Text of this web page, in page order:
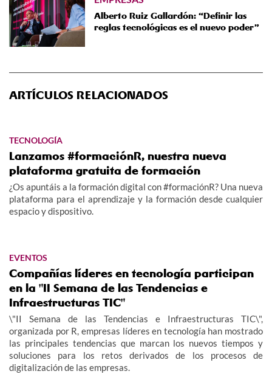
Alberto Ruiz Gallardón: “Definir las
reglas tecnológicas es el nuevo poder”
ARTÍCULOS RELACIONADOS
TECNOLOGÍA
Lanzamos #formaciónR, nuestra nueva
plataforma gratuita de formación
¿Os apuntáis a la formación digital con #formaciónR? Una nueva
plataforma para el aprendizaje y la formación desde cualquier
espacio y dispositivo.
EVENTOS
Compañías líderes en tecnología participan
en la "II Semana de las Tendencias e
Infraestructuras TIC"
\"II Semana de las Tendencias e Infraestructuras TIC\",
organizada por R, empresas líderes en tecnología han mostrado
las principales tendencias que marcan los nuevos tiempos y
soluciones para los retos derivados de los procesos de
digitalización de las empresas.